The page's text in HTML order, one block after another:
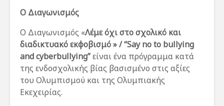
Ο Διαγωνισμός
Ο Διαγωνισμός «Λέμε όχι στο σχολικό και
διαδικτυακό εκφοβισμό » / “Say no to bullying
and cyberbullying”είναι ένα πρόγραμμα κατά
της ενδοσχολικής βίας βασισμένο στις αξίες
του Ολυμπισμού και της Ολυμπιακής
Εκεχειρίας.